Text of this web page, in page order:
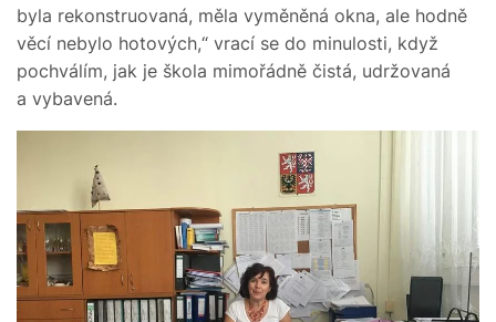
byla rekonstruovaná, měla vyměněná okna, ale hodně
věcí nebylo hotových,“ vrací se do minulosti, když
pochválím, jak je škola mimořádně čistá, udržovaná
a vybavená.